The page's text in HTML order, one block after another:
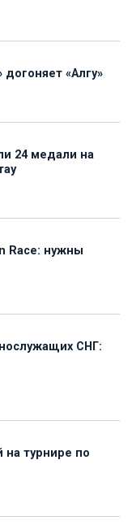
«Алгу»
24 медали на
Race: нужны
СНГ:
на турнире по